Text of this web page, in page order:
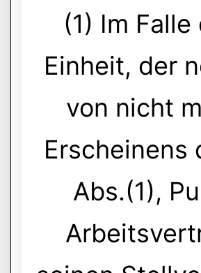
(1) Im
Einheit, der
von nicht
Erscheinens
Abs.(1),